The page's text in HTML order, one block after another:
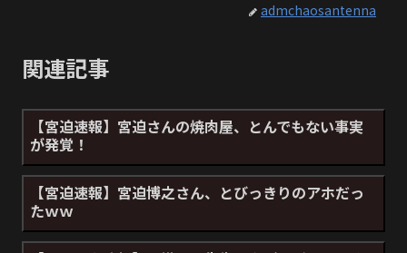
admchaosantenna
関連記事
【宮迫速報】宮迫さんの焼肉屋、とんでもない事実
が発覚！
【宮迫速報】宮迫博之さん、とびっきりのアホだっ
たｗｗ